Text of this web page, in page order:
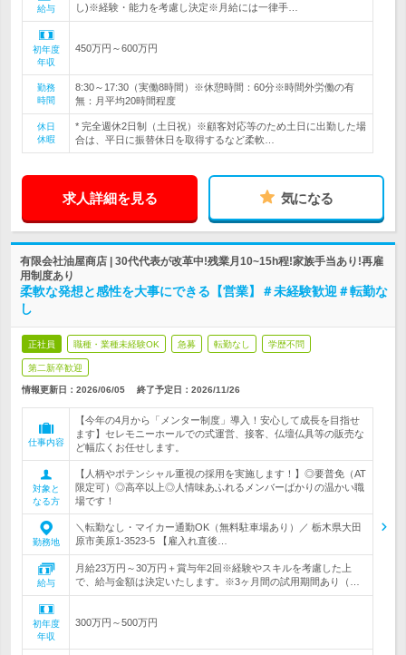
給与
し)※経験・能力を考慮し決定※月給には一律手…
初年度
年収
450万円～600万円
勤務
時間
8:30～17:30（実働8時間）※休憩時間：60分※時間外労働の有
無：月平均20時間程度
休日
休暇
* 完全週休2日制（土日祝）※顧客対応等のため土日に出勤した場
合は、平日に振替休日を取得するなど柔軟…
求人詳細を見る 気になる
有限会社油屋商店 | 30代代表が改革中!残業月10~15h程!家族手当あり!再雇
用制度あり
柔軟な発想と感性を大事にできる【営業】＃未経験歓迎＃転勤な
し
正社員 職種・業種未経験OK 急募 転勤なし 学歴不問
第二新卒歓迎
情報更新日：2026/06/05 終了予定日： 2026/11/26
仕事内容
【今年の4月から「メンター制度」導入！安心して成長を目指せ
ます】セレモニーホールでの式運営、接客、仏壇仏具等の販売な
ど幅広くお任せします。
対象と
なる方
【人柄やポテンシャル重視の採用を実施します！】◎要普免（AT
限定可）◎高卒以上◎人情味あふれるメンバーばかりの温かい職
場です！
勤務地
＼転勤なし・マイカー通勤OK（無料駐車場あり）／ 栃木県大田
原市美原1-3523-5 【雇入れ直後…
給与
月給23万円～30万円＋賞与年2回※経験やスキルを考慮した上
で、給与金額は決定いたします。※3ヶ月間の試用期間あり（…
初年度
年収
300万円～500万円